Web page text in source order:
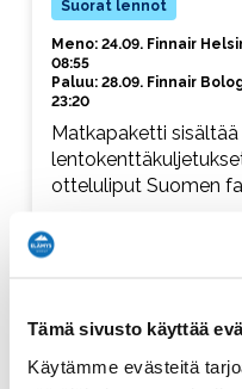
Tämä sivusto käyttää
Käytämme evästeitä
Suorat lennot
Meno: 24.09. Finnair
08:55
Paluu: 28.09. Finnair
23:20
Matkapaketti sisältää
otteluliput Suomen